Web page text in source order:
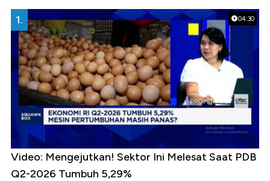
04:30
1.
Video: Mengejutkan! Sektor Ini Melesat Saat PDB
Q2-2026 Tumbuh 5,29%